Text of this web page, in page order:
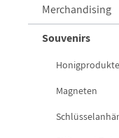
Merchandising
Souvenirs
Honigprodukte
Magneten